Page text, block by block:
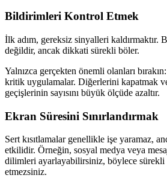
Bildirimleri Kontrol Etmek
İlk adım, gereksiz sinyalleri kaldırmaktır.
değildir, ancak dikkati sürekli böler.
Yalnızca gerçekten önemli olanları
kritik uygulamalar. Diğerlerini kapatmak
geçişlerinin sayısını büyük ölçüde azaltır.
Ekran Süresini Sınırlandırmak
Sert kısıtlamalar genellikle işe yaramaz,
etkilidir. Örneğin, sosyal medya veya
dilimleri ayarlayabilirsiniz, böylece
etmezsiniz.